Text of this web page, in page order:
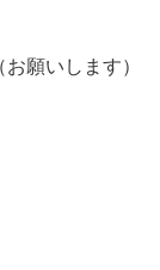
願いします）